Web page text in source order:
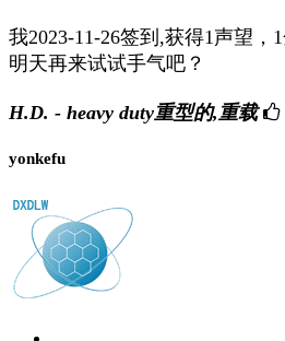
我2023-11-26签到,获得1声望，
明天再来试试手气吧？
H.D. - heavy duty重型的,重载
yonkefu